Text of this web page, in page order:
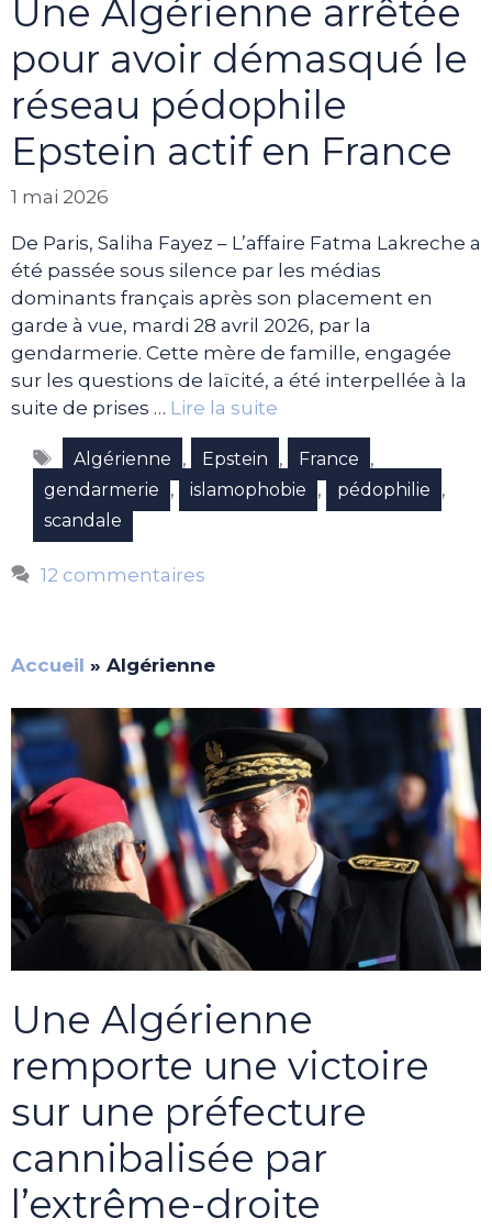
Une Algérienne arrêtée
pour avoir démasqué le
réseau pédophile
Epstein actif en France
1 mai 2026
De Paris, Saliha Fayez – L’affaire Fatma Lakreche a
été passée sous silence par les médias
dominants français après son placement en
garde à vue, mardi 28 avril 2026, par la
gendarmerie. Cette mère de famille, engagée
sur les questions de laïcité, a été interpellée à la
suite de prises … Lire la suite
Étiquettes
Algérienne , Epstein , France ,
gendarmerie , islamophobie , pédophilie ,
scandale
12 commentaires
Accueil » Algérienne
Une Algérienne
remporte une victoire
sur une préfecture
cannibalisée par
l’extrême-droite